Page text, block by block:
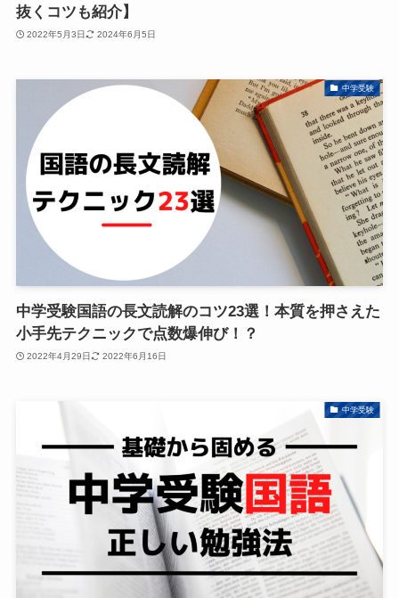
抜くコツも紹介】
2022年5月3日 2024年6月5日
中学受験
中学受験国語の長文読解のコツ23選！本質を押さえた
小手先テクニックで点数爆伸び！？
2022年4月29日 2022年6月16日
中学受験